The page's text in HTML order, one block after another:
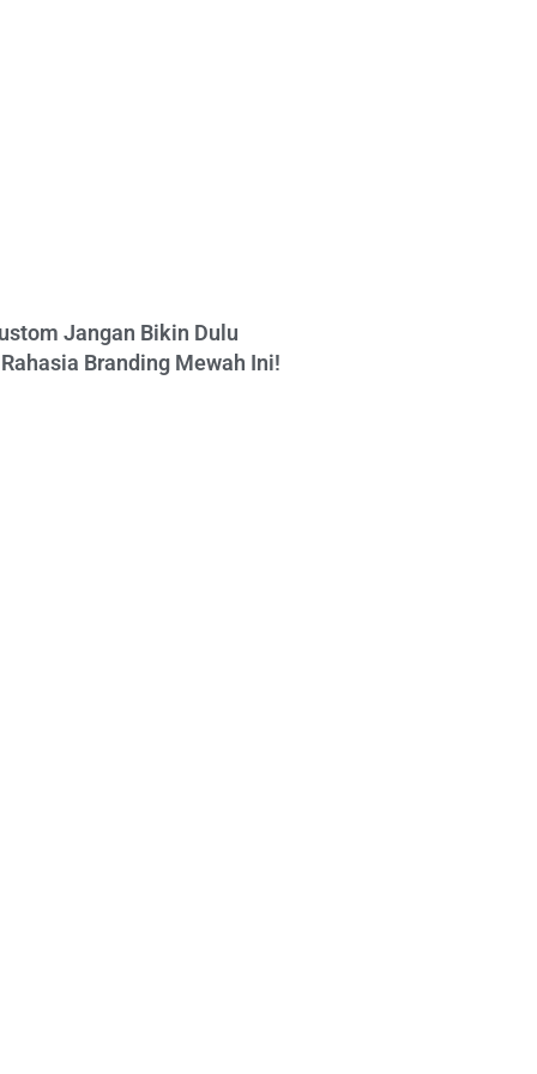
Jangan Bikin Dulu
Branding Mewah Ini!